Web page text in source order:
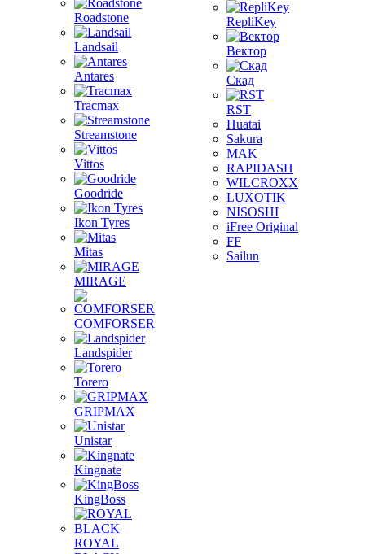
Roadstone
Landsail
Antares
Tracmax
Streamstone
Vittos
Goodride
Ikon Tyres
Mitas
MIRAGE
COMFORSER
Landspider
Torero
GRIPMAX
Unistar
Kingnate
KingBoss
ROYAL
RepliKey
Вектор
Скад
RST
Huatai
Sakura
MAK
RAPIDASH
WILCROXX
LUXOTIK
NISOSHI
iFree Original
FF
Sailun